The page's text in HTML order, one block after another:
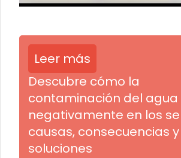
Leer más
Descubre cómo la
contaminación del
negativamente en los
causas, consecuencias y
soluciones